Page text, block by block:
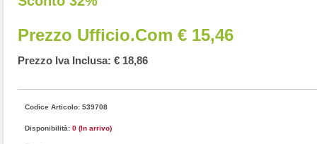
Prezzo Ufficio.com € 15,46
Prezzo Iva Inclusa: € 18,86
Codice Articolo: 539708
Disponibilità: 0 (In arrivo)